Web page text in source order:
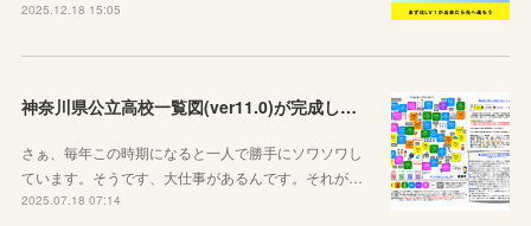
2025.12.18 15:05
神奈川県公立高校一覧図(ver11.0)が完成しました！
さぁ、毎年この時期になると一人で勝手にソワソワし
ています。そうです、大仕事があるんです。それが…
2025.07.18 07:14